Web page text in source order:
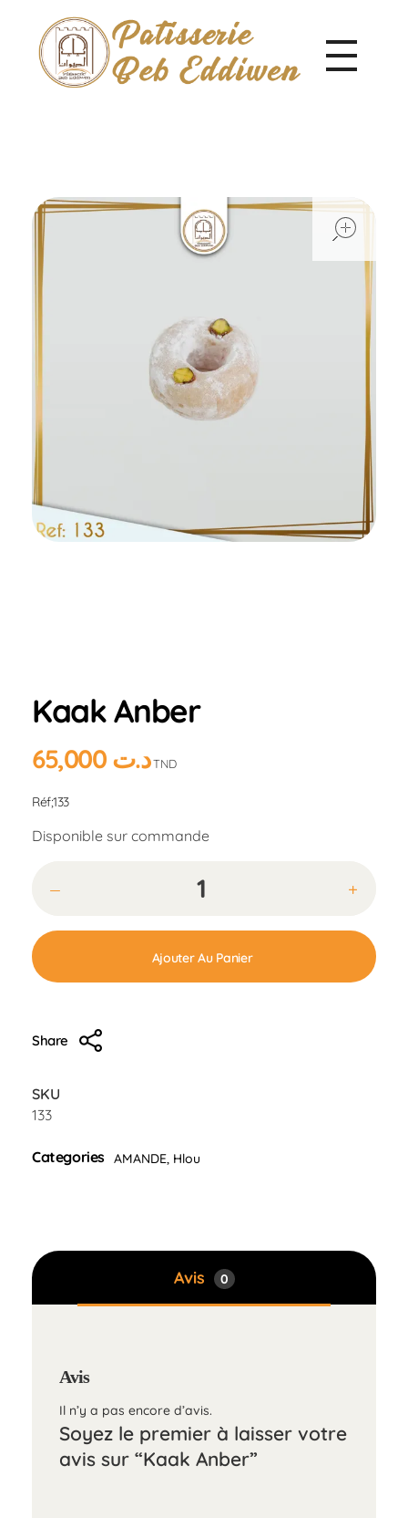
Kaak Anber
د.ت 65,000 TND
Réf;133
Disponible sur commande
Ajouter Au Panier
Share
SKU
133
Categories AMANDE, Hlou
Avis 0
Avis
Il n’y a pas encore d’avis.
Soyez le premier à laisser votre
avis sur “Kaak Anber”